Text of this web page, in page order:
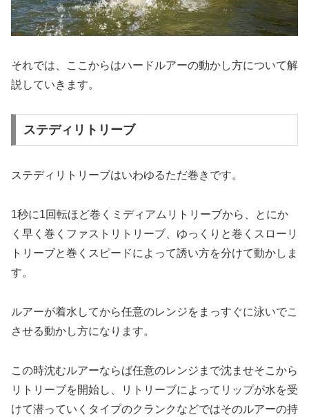
それでは、ここからはハードルアーの動かし方について解
説していきます。
ステディリトリーブ
ステディリトリーブはいわゆるただ巻きです。
1秒に1回転ほど巻くミディアムリトリーブから、とにか
く早く巻くファストリトリーブ、ゆっくりと巻くスローリ
トリーブと巻くスピードによって誘い方を分けて動かしま
す。
ルアーが着水してから任意のレンジをまっすぐに泳いでこ
させる動かし方になります。
この時沈むルアーならば任意のレンジまで沈ませそこから
リトリーブを開始し、リトリーブによってリップが水を受
けて潜っていくタイプのクランクなどではそのルアーの持